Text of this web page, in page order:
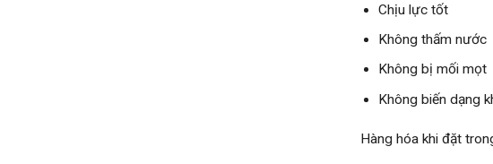
Chịu lực tốt
Không thấm nước
Không bị mối mọt
Không biến dạng
Hàng hóa khi đặt